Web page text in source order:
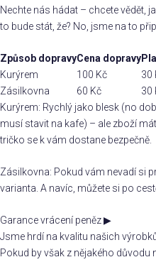
Nechte nás hádat – chcete vědět,
to bude stát, že? No, jsme na to
Způsob dopravyCena dopravy
Kurýrem
100 Kč 30
Zásilkovna
60 Kč 30
Kurýrem: Rychlý jako blesk (no
musí stavit na kafe) – ale zboží
tričko se k vám dostane bezpečně.
Zásilkovna: Pokud vám nevadí si
varianta. A navíc, můžete si po
Garance vrácení peněz▶
Jsme hrdí na kvalitu našich
Pokud by však z nějakého důvodu